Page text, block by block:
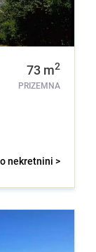
73 m2
PRIZEMNA
nekretnini >